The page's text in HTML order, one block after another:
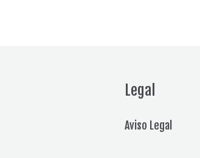
Legal
Aviso Legal